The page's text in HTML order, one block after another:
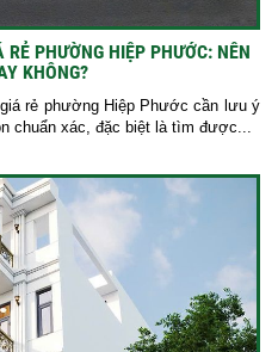
PHƯỜNG HIỆP PHƯỚC: NÊN
KHÔNG?
rẻ phường Hiệp Phước cần lưu ý
chuẩn xác, đặc biệt là tìm được...